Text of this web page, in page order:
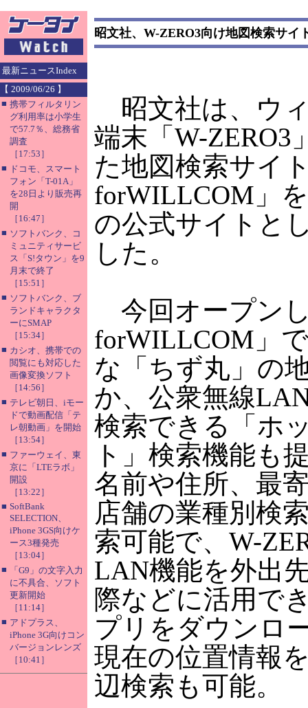
最新ニュースIndex
【 2009/06/26 】
■ 携帯フィルタリン
グ利用率は小学生
で57.7％、総務省
調査
［17:53］
■ ドコモ、スマート
フォン「T-01A」
を28日より販売再
開
［16:47］
■ ソフトバンク、コ
ミュニティサービ
ス「S!タウン」を9
月末で終了
［15:51］
■ ソフトバンク、ブ
ランドキャラクタ
ーにSMAP
［15:34］
■ カシオ、携帯での
閲覧にも対応した
画像変換ソフト
［14:56］
■ テレビ朝日、iモー
ドで動画配信「テ
レ朝動画」を開始
［13:54］
■ ファーウェイ、東
京に「LTEラボ」
開設
［13:22］
■ SoftBank
SELECTION、
iPhone 3GS向けケ
ース3種発売
［13:04］
■
「G9」の文字入力
に不具合、ソフト
更新開始
［11:14］
■ アドプラス、
iPhone 3G向けコン
バージョンレンズ
［10:41］
昭文社、W-ZERO3向け地図検索サ
昭文社は、ウ
端末「W-ZERO3
た地図検索サイ
forWILLCOM」
の公式サイトと
した。
今回オープン
forWILLCOM」
な「ちず丸」の
か、公衆無線
検索できる「ホ
ト」検索機能も
名前や住所、最
店舗の業種別検
索可能で、W-
LAN機能を外出
際などに活用で
プリをダウンロ
現在の位置情報
辺検索も可能。